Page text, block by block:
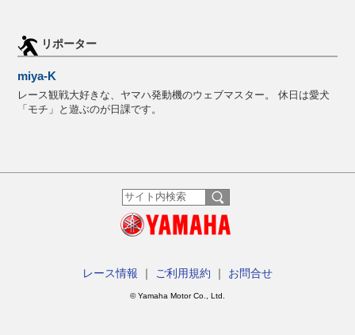
リポーター
miya-K
レース観戦大好きな、ヤマハ発動機のウェブマスター。 休日は愛犬
「モチ」と遊ぶのが日課です。
レース情報 ｜ ご利用規約 ｜ お問合せ
© Yamaha Motor Co., Ltd.